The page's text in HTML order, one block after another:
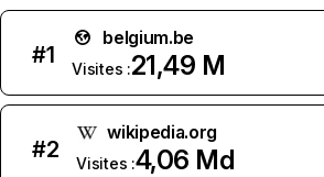
#1
belgium.be
Visites :21,49 M
#2
wikipedia.org
Visites :4,06 Md